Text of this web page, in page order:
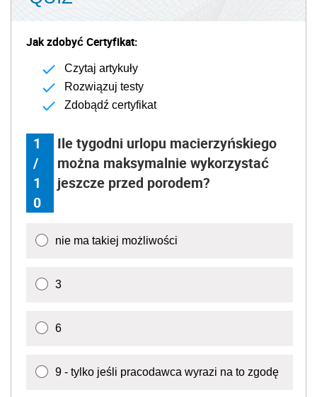
Jak zdobyć Certyfikat:
Czytaj artykuły
Rozwiązuj testy
Zdobądź certyfikat
1
/
1
0
Ile tygodni urlopu macierzyńskiego
można maksymalnie wykorzystać
jeszcze przed porodem?
nie ma takiej możliwości
3
6
9 - tylko jeśli pracodawca wyrazi na to zgodę